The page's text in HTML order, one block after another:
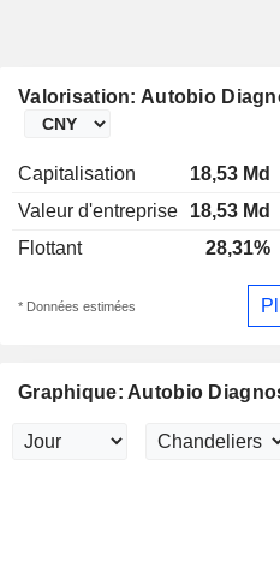
Valorisation: Autobio
Capitalisation 18,53 Md
Valeur d'entreprise
18,53 Md
Flottant
28,31%
* Données estimées
Graphique: Autobio